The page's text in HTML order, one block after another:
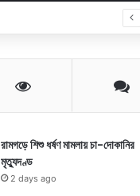
রামগড়ে শিশু ধর্ষণ মামলায় চা-দোকানির
মৃত্যুদণ্ড
2 days ago